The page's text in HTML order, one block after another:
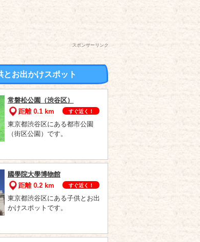
スポンサーリンク
とお出かけスポット
常磐松公園（渋谷区）
距離 0.1 km
すぐ近く！
東京都渋谷区にある都市公園
（街区公園）です。
國學院大學博物館
距離 0.2 km
すぐ近く！
東京都渋谷区にある子供とお出
かけスポットです。